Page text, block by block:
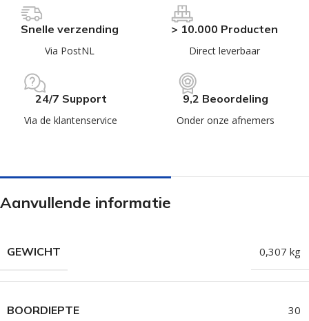
Snelle verzending
Via PostNL
> 10.000 Producten
Direct leverbaar
24/7 Support
Via de klantenservice
9,2 Beoordeling
Onder onze afnemers
Aanvullende informatie
GEWICHT 0,307 kg
BOORDIEPTE 30